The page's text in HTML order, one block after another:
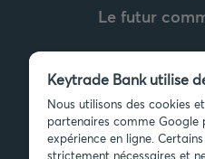
Le futur
Envoyez-
Keytrade Bank utilise
Nous utilisons des cookies
partenaires comme Google
expérience en ligne.
strictement nécessaires et